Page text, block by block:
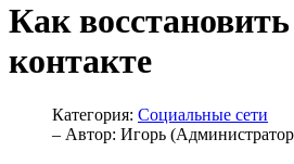
Как
контакте
Категория: Социальные сети
– Автор: Игорь